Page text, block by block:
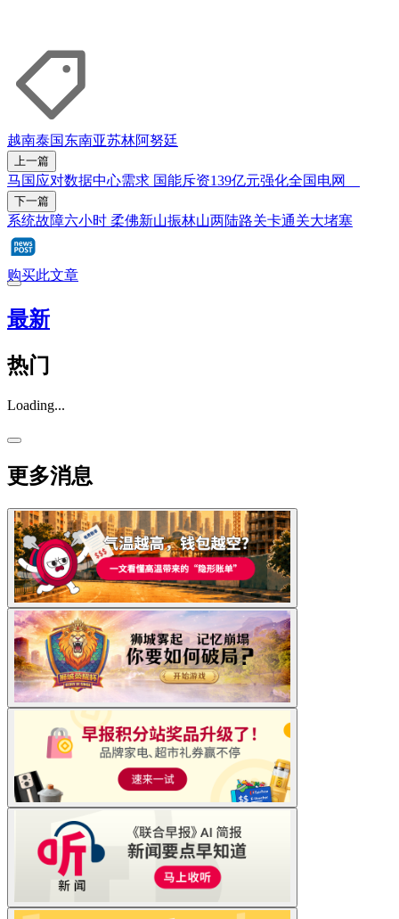
越南泰国东南亚苏林阿努廷
上一篇
马国应对数据中心需求 国能斥资139亿元强化全国电网
下一篇
系统故障六小时 柔佛新山振林山两陆路关卡通关大堵塞
购买此文章
最新
热门
Loading...
更多消息